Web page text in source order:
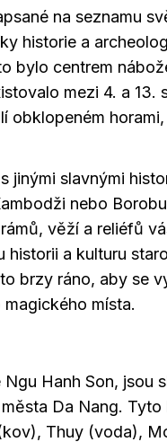
na seznamu
historie a
bylo centrem
mezi 4. a 13.
obklopeném
jinými slavnými
nebo
věží a reliéfů
a kulturu
brzy ráno, aby se
místa.
Hanh Son, jsou
Da Nang.
Thuy (voda),